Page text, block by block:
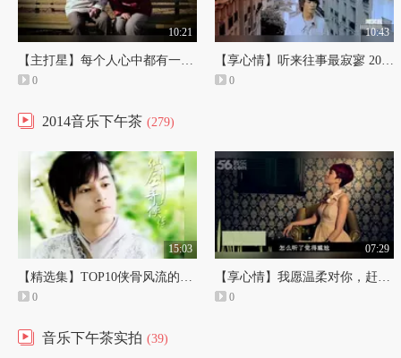
10:21
【主打星】每个人心中都有一首羽泉 20130101
0
10:43
【享心情】听来往事最寂寥 20130102
0
2014音乐下午茶 (279)
15:03
【精选集】TOP10侠骨风流的古装美男 20140629
0
07:29
【享心情】我愿温柔对你，赶走世界的阴霾 20140101
0
音乐下午茶实拍 (39)